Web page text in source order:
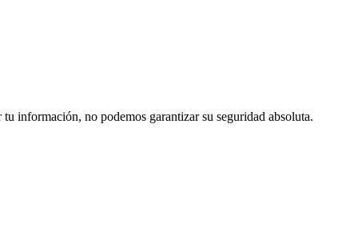
información, no podemos garantizar su seguridad absoluta.